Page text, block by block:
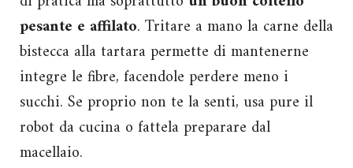
pesante e affilato. Tritare a mano la carne della
bistecca alla tartara permette di mantenerne
integre le fibre, facendole perdere meno i
succhi. Se proprio non te la senti, usa pure il
robot da cucina o fattela preparare dal
macellaio.